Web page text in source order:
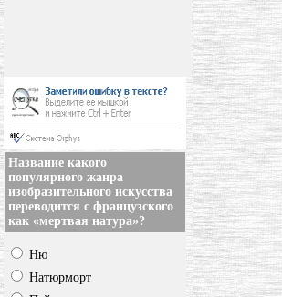
Название какого
популярного жанра
изобразительного искусства
переводится с французского
как «мертвая натура»?
Ню
Натюрморт